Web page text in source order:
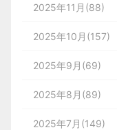
2025年11月(88)
2025年10月(157)
2025年9月(69)
2025年8月(89)
2025年7月(149)